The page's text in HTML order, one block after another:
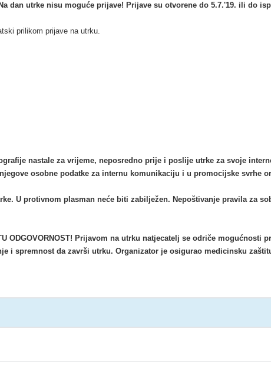
Na dan utrke nisu moguće prijave! Prijave su otvorene do 5.7.'19. ili do
prilikom prijave na utrku.
nastale za vrijeme, neposredno prije i poslije utrke za svoje
osobne podatke za internu komunikaciju i u promocijske svrhe
U protivnom plasman neće biti zabilježen. Nepoštivanje pravila za
ODGOVORNOST! Prijavom na utrku natjecatelj se odriče mogućnosti
i spremnost da završi utrku. Organizator je osigurao medicinsku